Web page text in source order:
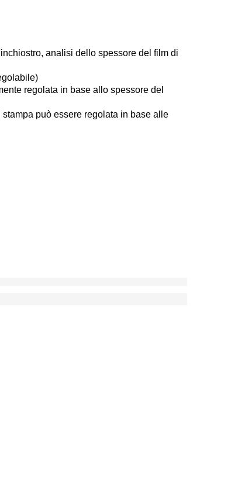
analisi dello spessore del film di
regolata in base allo spessore del
può essere regolata in base alle